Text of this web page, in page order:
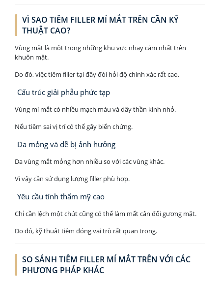
VÌ SAO TIÊM FILLER MÍ MẮT TRÊN CẦN KỸ
THUẬT CAO?
Vùng mắt là một trong những khu vực nhạy cảm nhất trên
khuôn mặt.
Do đó, việc tiêm filler tại đây đòi hỏi độ chính xác rất cao.
Cấu trúc giải phẫu phức tạp
Vùng mí mắt có nhiều mạch máu và dây thần kinh nhỏ.
Nếu tiêm sai vị trí có thể gây biến chứng.
Da mỏng và dễ bị ảnh hưởng
Da vùng mắt mỏng hơn nhiều so với các vùng khác.
Vì vậy cần sử dụng lượng filler phù hợp.
Yêu cầu tính thẩm mỹ cao
Chỉ cần lệch một chút cũng có thể làm mất cân đối gương mặt.
Do đó, kỹ thuật tiêm đóng vai trò rất quan trọng.
SO SÁNH TIÊM FILLER MÍ MẮT TRÊN VỚI CÁC
PHƯƠNG PHÁP KHÁC